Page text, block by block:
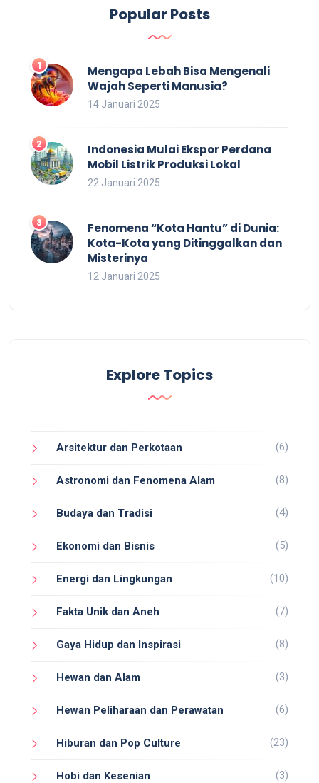
Popular Posts
Mengapa Lebah Bisa Mengenali
Wajah Seperti Manusia?
14 Januari 2025
Indonesia Mulai Ekspor Perdana
Mobil Listrik Produksi Lokal
22 Januari 2025
Fenomena “Kota Hantu” di Dunia:
Kota-Kota yang Ditinggalkan dan
Misterinya
12 Januari 2025
Explore Topics
Arsitektur dan Perkotaan (6)
Astronomi dan Fenomena Alam (8)
Budaya dan Tradisi (4)
Ekonomi dan Bisnis (5)
Energi dan Lingkungan (10)
Fakta Unik dan Aneh (7)
Gaya Hidup dan Inspirasi (8)
Hewan dan Alam (3)
Hewan Peliharaan dan Perawatan (6)
Hiburan dan Pop Culture (23)
Hobi dan Kesenian (3)